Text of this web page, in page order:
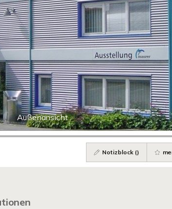
Außenansicht
Notizblock ()